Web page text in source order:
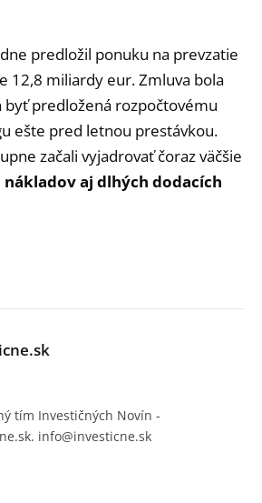
predložil ponuku na prevzatie
12,8 miliardy eur. Zmluva bola
byť predložená rozpočtovému
ešte pred letnou prestávkou.
začali vyjadrovať čoraz väčšie
nákladov aj dlhých dodacích
tím Investičných Novín -
info@investicne.sk